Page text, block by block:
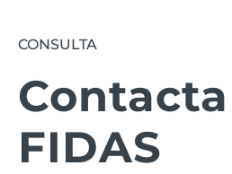
CONSULTA
FIDAS